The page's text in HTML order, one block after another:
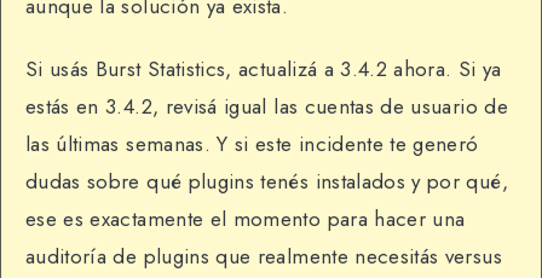
aunque la solución ya exista.
Si usás Burst Statistics, actualizá a 3.4.2 ahora. Si ya
estás en 3.4.2, revisá igual las cuentas de usuario de
las últimas semanas. Y si este incidente te generó
dudas sobre qué plugins tenés instalados y por qué,
ese es exactamente el momento para hacer una
auditoría de plugins que realmente necesitás versus